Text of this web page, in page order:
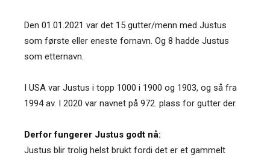
Den 01.01.2021 var det 15 gutter/menn med Justus
som første eller eneste fornavn. Og 8 hadde Justus
som etternavn.
I USA var Justus i topp 1000 i 1900 og 1903, og så fra
1994 av. I 2020 var navnet på 972. plass for gutter der.
Derfor fungerer Justus godt nå:
Justus blir trolig helst brukt fordi det er et gammelt